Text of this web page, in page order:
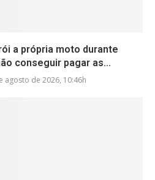
a própria moto durante
conseguir pagar as...
agosto de 2026, 10:46h